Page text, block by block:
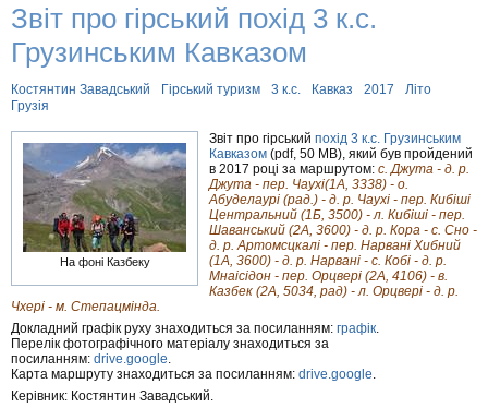
Звіт про гірський похід 3 к.с.
Грузинським Кавказом
Костянтин Завадський Гірський туризм 3 к.с. Кавказ 2017
Літо
Грузія
На фоні Казбеку
Звіт про гірський похід 3 к.с. Грузинським
Кавказом (pdf, 50 MB), який був пройдений
в 2017 році за маршрутом: с. Джута - д. р.
Джута - пер. Чаухі(1А, 3338) - о.
Абуделаурі (рад.) - д. р. Чаухі - пер. Кибіші
Центральний (1Б, 3500) - л. Кибіші - пер.
Шаванський (2А, 3600) - д. р. Кора - с. Сно -
д. р. Артомсцкалі - пер. Нарвані Хибний
(1А, 3600) - д. р. Нарвані - с. Кобі - д. р.
Мнаісідон - пер. Орцвері (2А, 4106) - в.
Казбек (2А, 5034, рад) - л. Орцвері - д. р.
Чхері - м. Степацмінда.
Докладний графік руху знаходиться за посиланням: графік
Перелік фотографічного матеріалу знаходиться за
посиланням: drive.google
Карта маршруту знаходиться за посиланням: drive.google
Керівник: Костянтин Завадський.